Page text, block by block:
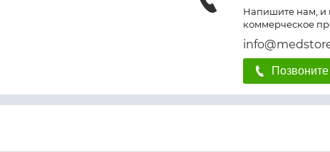
Напишите нам, и
коммерческое